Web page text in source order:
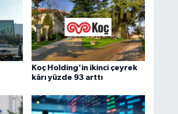
Koç Holding'in ikinci çeyrek
kârı yüzde 93 arttı